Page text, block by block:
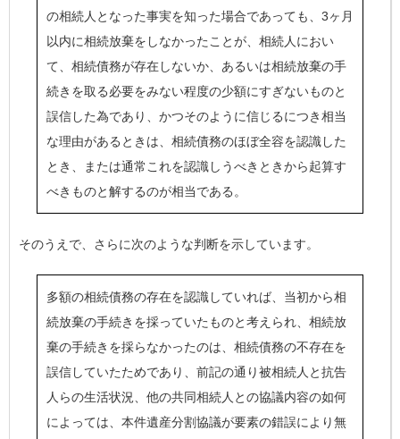
の相続人となった事実を知った場合であっても、 3ヶ月
以内に相続放棄をしなかったことが、相続人におい
て、相続債務が存在しないか、あるいは相続放棄の手
続きを取る必要をみない程度の少額にすぎないものと
誤信した為であり、かつそのように信じるにつき相当
な理由があるとき は、相続債務のほぼ全容を認識した
とき、または通常これを認識しうべきときから起算す
べきものと解するのが相当である。
そのうえで、さらに次のような判断を示しています。
多額の相続債務の存在を認識していれば、当初から相
続放棄の手続きを採っていたものと考えられ、相続放
棄の手続きを採らなかったのは、相続債務の不存在を
誤信していたためであり、前記の通り被相続人と抗告
人らの生活状況、他の共同相続人との協議内容の如何
によっては、本件遺産分割協議が要素の錯誤により無